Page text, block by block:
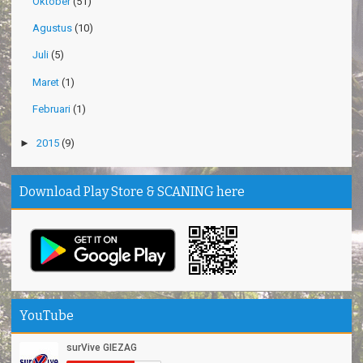
Agustus (10)
Juli (5)
Maret (1)
Februari (1)
► 2015 (9)
Download Play Store & SCANING here
YouTube